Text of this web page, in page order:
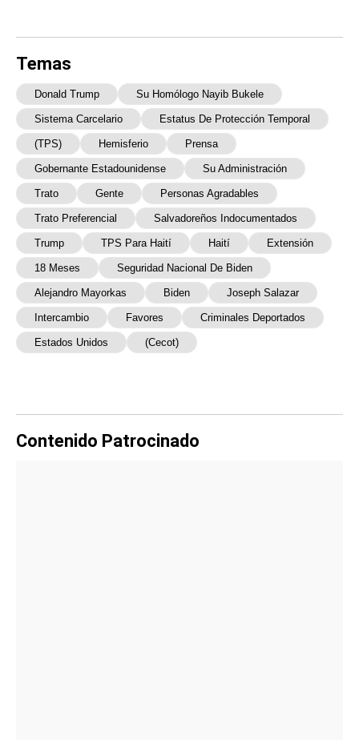
Temas
Donald Trump Su Homólogo Nayib Bukele
Sistema Carcelario Estatus De Protección Temporal
(TPS) Hemisferio Prensa
Gobernante Estadounidense Su Administración
Trato Gente Personas Agradables
Trato Preferencial Salvadoreños Indocumentados
Trump TPS Para Haití Haití Extensión
18 Meses Seguridad Nacional De Biden
Alejandro Mayorkas Biden Joseph Salazar
Intercambio Favores Criminales Deportados
Estados Unidos (Cecot)
Contenido Patrocinado